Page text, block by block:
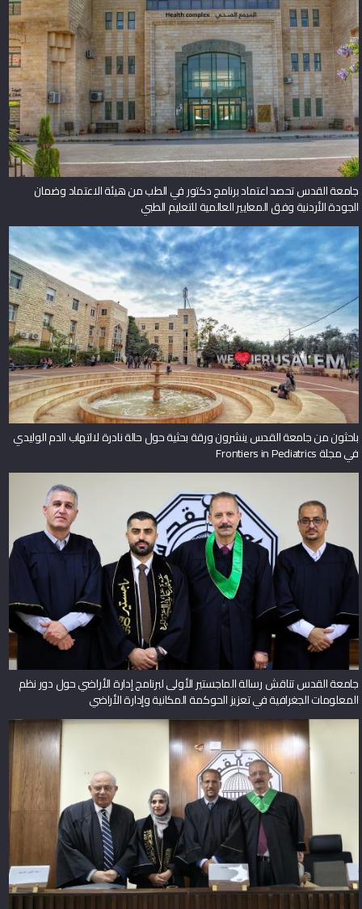
جامعة القدس تحصد اعتماد برنامج دكتور في الطب من هيئة الاعتماد وضمان
الجودة الأردنية وفق المعايير العالمية للتعليم الطبي
باحثون من جامعة القدس ينشرون ورقة بحثية حول حالة نادرة لالتهاب الدم الوليدي
في مجلة Frontiers in Pediatrics
جامعة القدس تناقش رسالة الماجستير الأولى لبرنامج إدارة الأراضي حول دور نظم
المعلومات الجغرافية في تعزيز الحوكمة المكانية وإدارة الأراضي